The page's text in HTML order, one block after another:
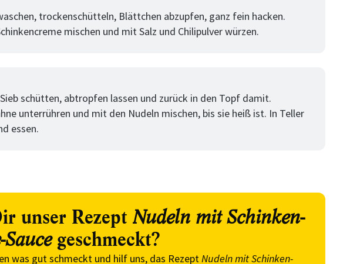
trockenschütteln, Blättchen abzupfen, ganz fein hacken.
mischen und mit Salz und Chilipulver würzen.
schütten, abtropfen lassen und zurück in den Topf damit.
unterrühren und mit den Nudeln mischen, bis sie heiß ist. In Teller
essen.
unser Rezept Nudeln mit Schinken-
geschmeckt?
was gut schmeckt und hilf uns, das RezeptNudeln mit Schinken-